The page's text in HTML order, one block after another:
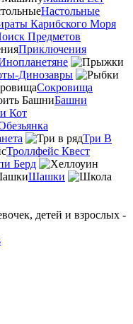
Настольные
Карибского Моря
Предметов
Приключения
Динозавры
Сокровища
Башни
Кот
Три В
Троллфейс Квест
Берд
Шашки
детей и взрослых -